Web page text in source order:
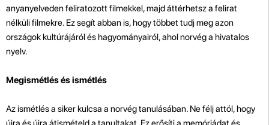
anyanyelveden feliratozott filmekkel, majd áttérhetsz a felirat
nélküli filmekre. Ez segít abban is, hogy többet tudj meg azon
országok kultúrájáról és hagyományairól, ahol norvég a hivatalos
nyelv.
Megismétlés és ismétlés
Az ismétlés a siker kulcsa a norvég tanulásában. Ne félj attól, hogy